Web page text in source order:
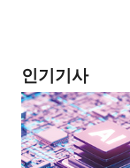
인기기사